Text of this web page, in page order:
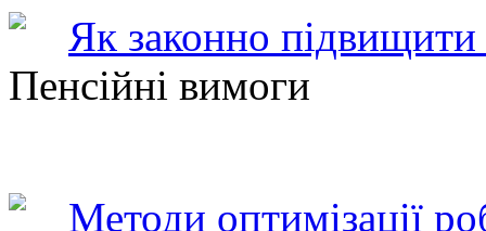
Як законно підвищити
Пенсійні вимоги
Методи оптимізації